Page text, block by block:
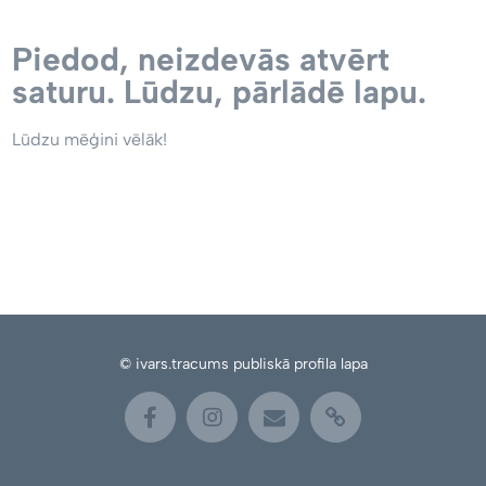
Piedod, neizdevās atvērt
saturu. Lūdzu, pārlādē lapu.
Lūdzu mēģini vēlāk!
© ivars.tracums publiskā profila lapa